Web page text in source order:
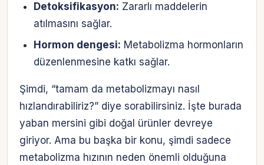
Detoksifikasyon: Zararlı maddelerin
atılmasını sağlar.
Hormon dengesi: Metabolizma hormonların
düzenlenmesine katkı sağlar.
Şimdi, “tamam da metabolizmayı nasıl
hızlandırabiliriz?” diye sorabilirsiniz. İşte burada
yaban mersini gibi doğal ürünler devreye
giriyor. Ama bu başka bir konu, şimdi sadece
metabolizma hızının neden önemli olduğuna